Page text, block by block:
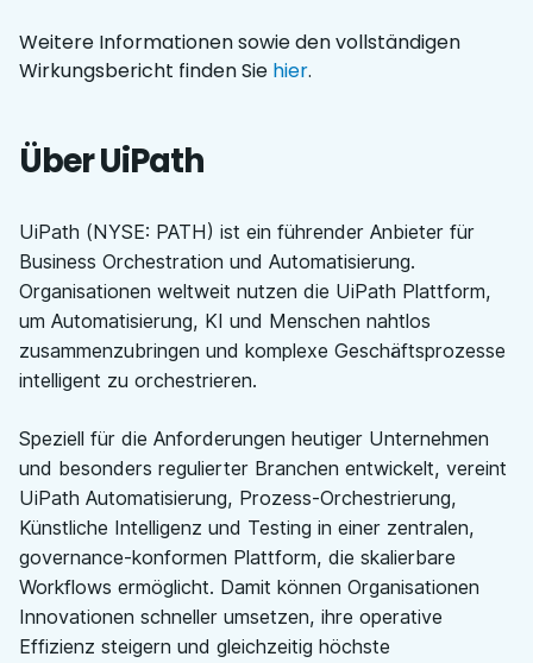
Weitere Informationen sowie den vollständigen
Wirkungsbericht finden Sie hier.
Über UiPath
UiPath (NYSE: PATH) ist ein führender Anbieter für
Business Orchestration und Automatisierung.
Organisationen weltweit nutzen die UiPath Plattform,
um Automatisierung, KI und Menschen nahtlos
zusammenzubringen und komplexe Geschäftsprozesse
intelligent zu orchestrieren.
Speziell für die Anforderungen heutiger Unternehmen
und besonders regulierter Branchen entwickelt, vereint
UiPath Automatisierung, Prozess-Orchestrierung,
Künstliche Intelligenz und Testing in einer zentralen,
governance-konformen Plattform, die skalierbare
Workflows ermöglicht. Damit können Organisationen
Innovationen schneller umsetzen, ihre operative
Effizienz steigern und gleichzeitig höchste